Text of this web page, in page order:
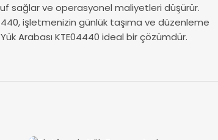
sağlar ve operasyonel maliyetleri düşürür.
işletmenizin günlük taşıma ve düzenleme
Arabası KTE04440 ideal bir çözümdür.